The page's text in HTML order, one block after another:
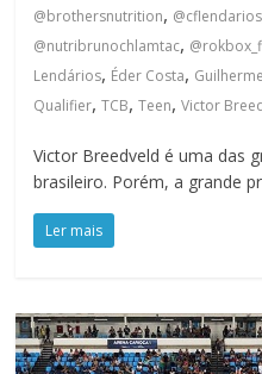
@brothersnutrition, @cflendarios
@nutribrunochlamtac,
Lendários, Éder Costa,
Qualifier,TCB,Teen,Victor
Victor Breedveld é uma das
brasileiro. Porém, a grande
Ler mais